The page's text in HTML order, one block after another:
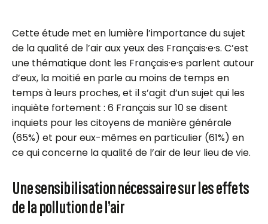
Cette étude met en lumière l’importance du sujet
de la qualité de l’air aux yeux des Français·e·s. C’est
une thématique dont les Français·e·s parlent autour
d’eux, la moitié en parle au moins de temps en
temps à leurs proches, et il s’agit d’un sujet qui les
inquiète fortement : 6 Français sur 10 se disent
inquiets pour les citoyens de manière générale
(65%) et pour eux-mêmes en particulier (61%) en
ce qui concerne la qualité de l’air de leur lieu de vie.
Une sensibilisation nécessaire sur les effets
de la pollution de l’air